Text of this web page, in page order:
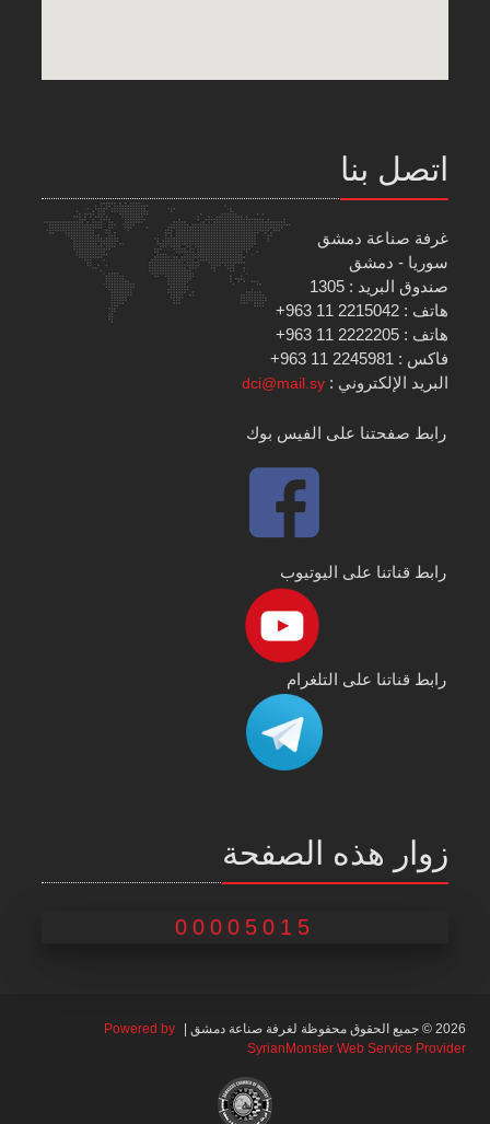
اتصل بنا
غرفة صناعة دمشق
سوريا - دمشق
صندوق البريد : 1305
هاتف : 2215042 11 963+
هاتف : 2222205 11 963+
فاكس : 2245981 11 963+
البريد الإلكتروني :dci@mail.sy
رابط صفحتنا على الفيس بوك
رابط قناتنا على اليوتيوب
رابط قناتنا على التلغرام
زوار هذه الصفحة
00005015
2026 © جميع الحقوق محفوظة لغرفة صناعة دمشق |
Powered by
SyrianMonster Web Service Provider